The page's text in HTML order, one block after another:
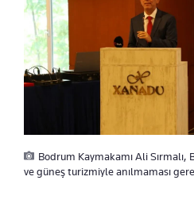
Bodrum Kaymakamı Ali
ve güneş turizmiyle anılmaması